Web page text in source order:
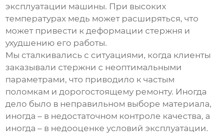
эксплуатации машины. При высоких
температурах медь может расширяться, что
может привести к деформации стержня и
ухудшению его работы.
Мы сталкивались с ситуациями, когда клиенты
заказывали стержни с неоптимальными
параметрами, что приводило к частым
поломкам и дорогостоящему ремонту. Иногда
дело было в неправильном выборе материала,
иногда – в недостаточном контроле качества, а
иногда – в недооценке условий эксплуатации.